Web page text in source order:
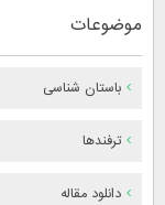
موضوعات
باستان شناسی
ترفندها
دانلود مقاله